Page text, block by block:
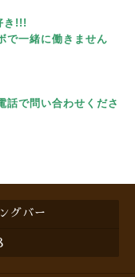
き!!!
で一緒に働きません
話で問い合わせくださ
グバー